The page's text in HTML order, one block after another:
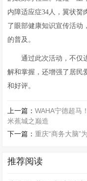
内障适应症34人，翼状胬
了眼部健康知识宣传活动
的普及。
通过此次活动，不仅
解和掌握，还增强了居民
和好评。
上一篇：WAHA宁德超马
米蕉城之巅造
下一篇：重庆“商务大脑”
推荐阅读